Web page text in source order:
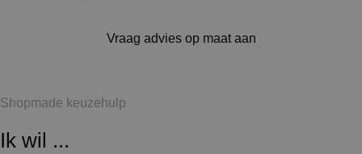
Vraag advies op maat aan
Shopmade keuzehulp
Ik wil ...